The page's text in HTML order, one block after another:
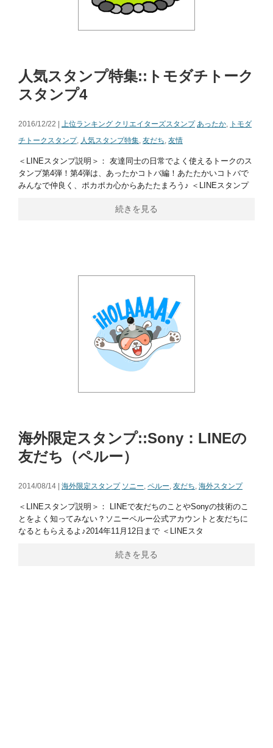
人気スタンプ特集::トモダチトーク
スタンプ4
2016/12/22 | 上位ランキング クリエイターズスタンプ あったか, トモダ
チトークスタンプ, 人気スタンプ特集, 友だち, 友情
＜LINEスタンプ説明＞： 友達同士の日常でよく使えるトークのス
タンプ第4弾！第4弾は、あったかコトバ編！あたたかいコトバで
みんなで仲良く、ポカポカ心からあたたまろう♪ ＜LINEスタンプ
続きを見る
海外限定スタンプ::Sony：LINEの
友だち（ペルー）
2014/08/14 | 海外限定スタンプ ソニー, ペルー, 友だち, 海外スタンプ
＜LINEスタンプ説明＞： LINEで友だちのことやSonyの技術のこ
とをよく知ってみない？ソニーペルー公式アカウントと友だちに
なるともらえるよ♪2014年11月12日まで ＜LINEスタ
続きを見る